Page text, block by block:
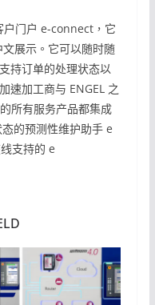
户门户 e-connect，它
展示。它可以随时随
持订单的处理状态以
速加工商与 ENGEL 之
所有服务产品都集成
的预测性维护助手 e
支持的 e